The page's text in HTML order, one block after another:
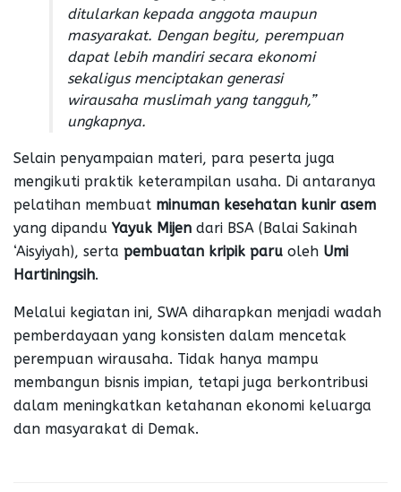
ditularkan kepada anggota maupun
masyarakat. Dengan begitu, perempuan
dapat lebih mandiri secara ekonomi
sekaligus menciptakan generasi
wirausaha muslimah yang tangguh,”
ungkapnya.
Selain penyampaian materi, para peserta juga
mengikuti praktik keterampilan usaha. Di antaranya
pelatihan membuat minuman kesehatan kunir asem
yang dipanduYayuk Mijen dari BSA (Balai Sakinah
‘Aisyiyah), serta pembuatan kripik paru oleh Umi
Hartiningsih.
Melalui kegiatan ini, SWA diharapkan menjadi wadah
pemberdayaan yang konsisten dalam mencetak
perempuan wirausaha. Tidak hanya mampu
membangun bisnis impian, tetapi juga berkontribusi
dalam meningkatkan ketahanan ekonomi keluarga
dan masyarakat di Demak.